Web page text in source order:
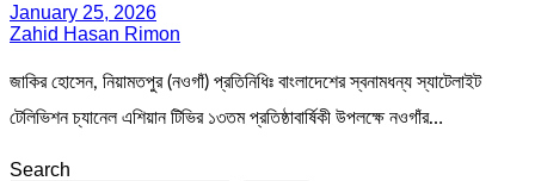
January 25, 2026
Zahid Hasan Rimon
জাকির হোসেন, নিয়ামতপুর (নওগাঁ) প্রতিনিধিঃ বাংলাদেশের স্বনামধন্য স্যাটেলাইট
টেলিভিশন চ্যানেল এশিয়ান টিভির ১৩তম প্রতিষ্ঠাবার্ষিকী উপলক্ষে নওগাঁর…
Search